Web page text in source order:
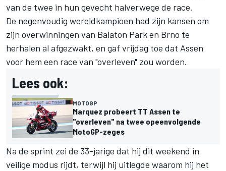
van de twee in hun gevecht halverwege de race.
De negenvoudig wereldkampioen had zijn kansen om
zijn overwinningen van Balaton Park en Brno te
herhalen al afgezwakt, en gaf vrijdag toe dat Assen
voor hem een race van "overleven" zou worden.
Lees ook:
MOTOGP
Marquez probeert TT Assen te
"overleven" na twee opeenvolgende
MotoGP-zeges
Na de sprint zei de 33-jarige dat hij dit weekend in
veilige modus rijdt, terwijl hij uitlegde waarom hij het